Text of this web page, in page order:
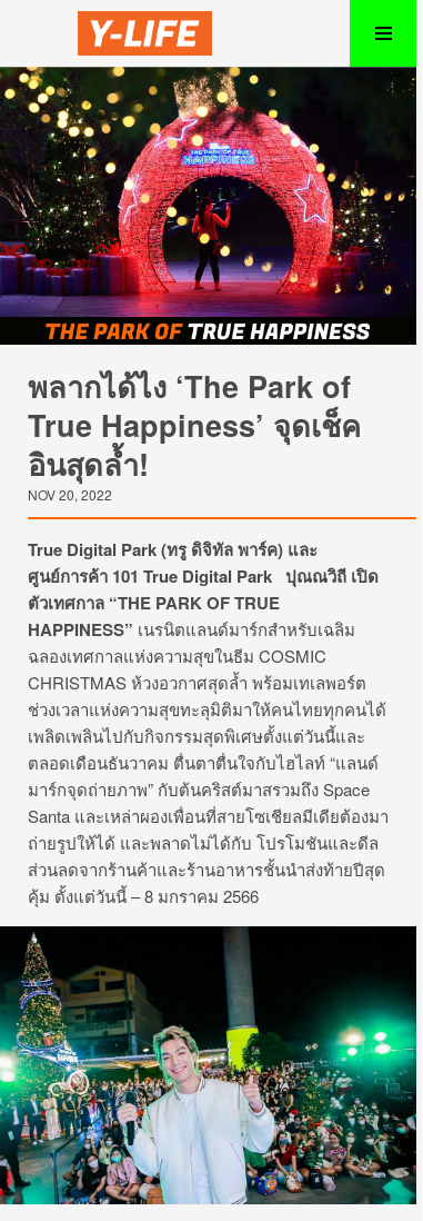
พลากได้ไง ‘The Park of
True Happiness’ จุดเช็ค
อินสุดล้ำ!
NOV 20, 2022
True Digital Park (ทรู ดิจิทัล พาร์ค) และ
ศูนย์การค้า 101 True Digital Park ปุณณวิถี เปิด
ตัวเทศกาล “THE PARK OF TRUE
HAPPINESS” เนรนิตแลนด์มาร์กสำหรับเฉลิม
ฉลองเทศกาลแห่งความสุขในธีม COSMIC
CHRISTMAS ห้วงอวกาศสุดล้ำ พร้อมเทเลพอร์ต
ช่วงเวลาแห่งความสุขทะลุมิติมาให้คนไทยทุกคนได้
เพลิดเพลินไปกับกิจกรรมสุดพิเศษตั้งแต่วันนี้และ
ตลอดเดือนธันวาคม ตื่นตาตื่นใจกับไฮไลท์ “แลนด์
มาร์กจุดถ่ายภาพ” กับต้นคริสต์มาสรวมถึง Space
Santa และเหล่าผองเพื่อนที่สายโซเชียลมีเดียต้องมา
ถ่ายรูปให้ได้ และพลาดไม่ได้กับ โปรโมชันและดีล
ส่วนลดจากร้านค้าและร้านอาหารชั้นนำส่งท้ายปีสุด
คุ้ม ตั้งแต่วันนี้ – 8 มกราคม 2566